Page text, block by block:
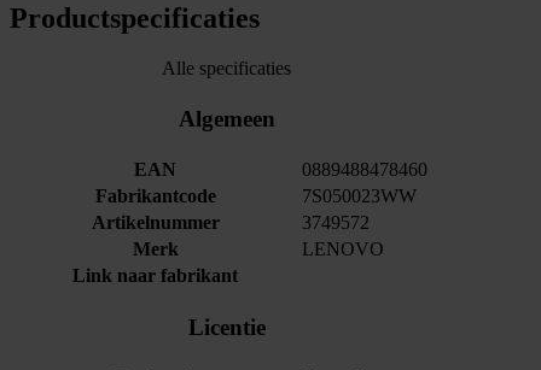
Productspecificaties
Alle specificaties
Algemeen
EAN
0889488478460
Fabrikantcode
7S050023WW
Artikelnummer
3749572
Merk
LENOVO
Link naar fabrikant
Licentie